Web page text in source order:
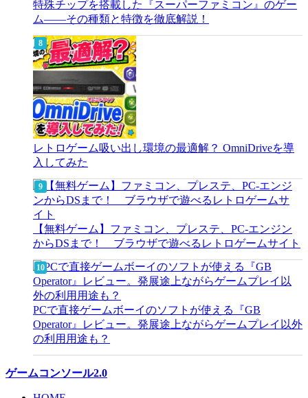
特殊チップを搭載した『スーパーファミコン』のゲー
ム――その種類と特徴を徹底解説！
レトロゲーム吸い出し環境の最適解？ OmniDriveを導
入してみた
【無料ゲーム】ファミコン、プレステ、PC-エンジン
からDSまで！ ブラウザで遊べるレトロゲームサイト
PCで直接ゲームボーイのソフトが使える『GB
Operator』レビュー。発展途上ながらゲームプレイ以外
の利用用途も？
ゲームコンソール2.0